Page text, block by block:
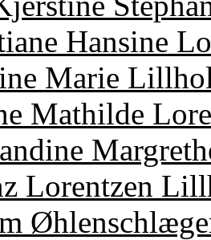
Hansine
Marie
Mathilde
Lorentzen